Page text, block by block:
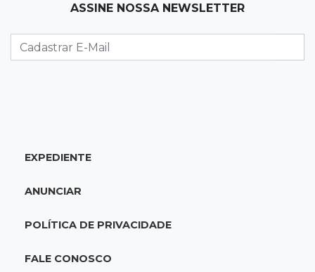
Na Vila Belmiro
lugar no Brasileirão
18:33Em 2022
adolescente atropelada no Amazonas
Palmeiras e Inter ficam no 0 a 0 pela 22ª
ASSINE NOSSA NEWSLETTER
EXPEDIENTE
ANUNCIAR
POLÍTICA DE PRIVACIDADE
FALE CONOSCO